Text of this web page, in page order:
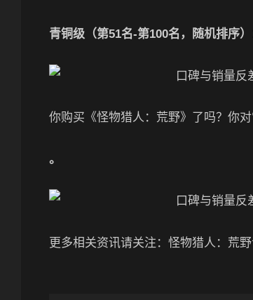
青铜级（第51名-第100名，随机排序）
你购买《怪物猎人：荒野》了吗？你
。
更多相关资讯请关注：怪物猎人：荒